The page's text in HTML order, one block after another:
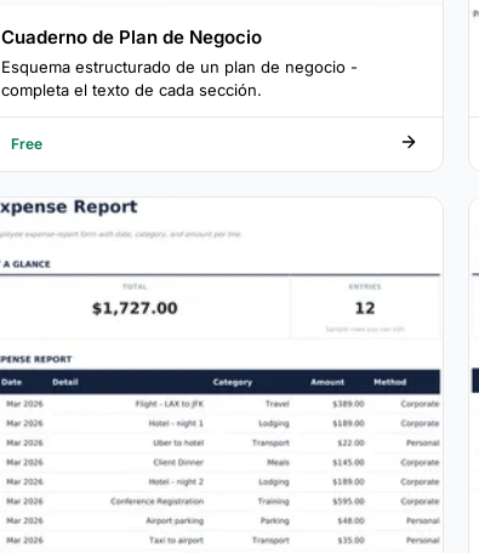
Cuaderno de Plan de Negocio
Esquema estructurado de un plan de negocio -
completa el texto de cada sección.
Free